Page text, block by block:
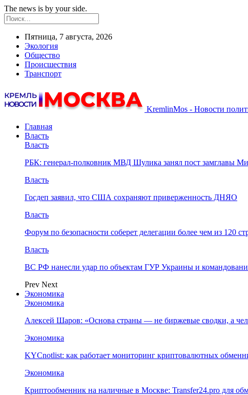
The news is by your side.
Пятница, 7 августа, 2026
Экология
Общество
Происшествия
Транспорт
KremlinMos - Новости
Главная
Власть
Власть
РБК: генерал-полковник МВД Шулика занял пост замглавы
Власть
Госдеп заявил, что США сохраняют приверженность ДНЯО
Власть
Форум по безопасности соберет делегации более чем из 120
Власть
ВС РФ нанесли удар по объектам ГУР Украины и
Prev Next
Экономика
Экономика
Алексей Шаров: «Основа страны — не биржевые сводки, а
Экономика
KYCnotlist: как работает мониторинг криптовалютных
Экономика
Криптообменник на наличные в Москве: Transfer24.pro для